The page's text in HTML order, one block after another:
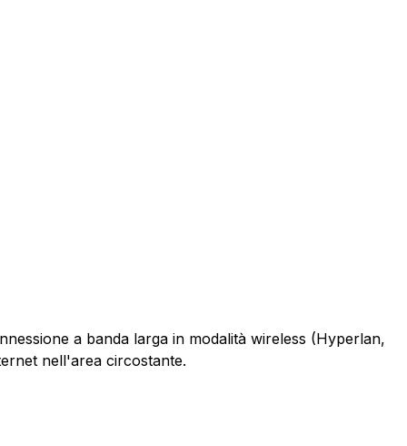
a banda larga in modalità wireless (Hyperlan,
nell'area circostante.